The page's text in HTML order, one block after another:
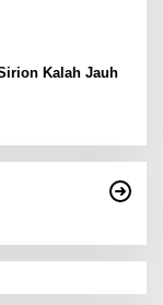
Kalah Jauh